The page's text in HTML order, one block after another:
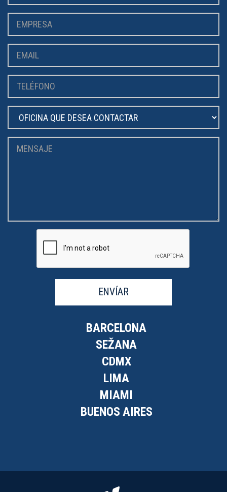
ENVÍAR
BARCELONA
SEŽANA
CDMX
LIMA
MIAMI
BUENOS AIRES